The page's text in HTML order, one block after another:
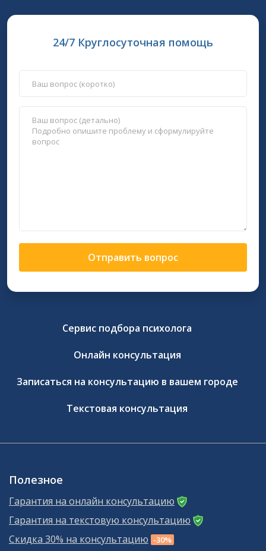
24/7 Круглосуточная помощь
Отправить вопрос
Сервис подбора психолога
Онлайн консультация
Записаться на консультацию в вашем городе
Текстовая консультация
Полезное
Гарантия на онлайн консультацию
Гарантия на текстовую консультацию
Скидка 30% на консультацию -30%